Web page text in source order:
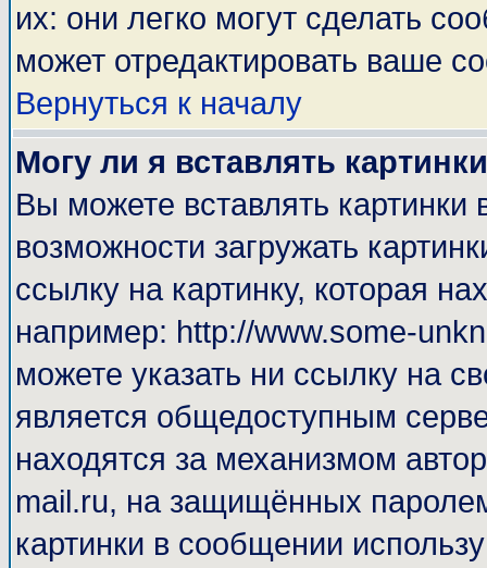
их: они легко могут сделать
может отредактировать ваше
Вернуться к началу
Могу ли я вставлять
Вы можете вставлять
возможности загружать
ссылку на картинку, которая
например: http://www.some-
можете указать ни ссылку на
является общедоступным
находятся за механизмом
mail.ru, на защищённых
картинки в сообщении